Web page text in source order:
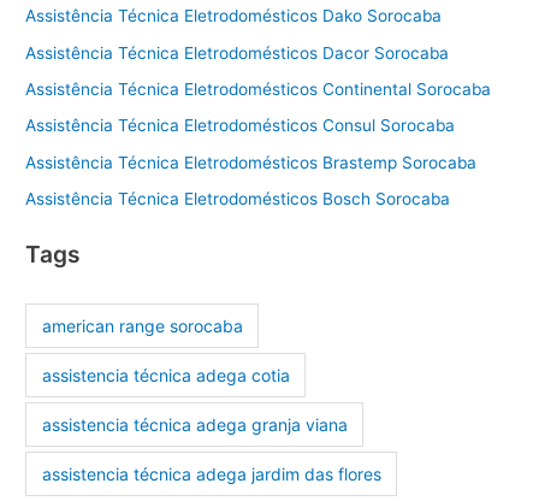
Assistência Técnica Eletrodomésticos Dako Sorocaba
Assistência Técnica Eletrodomésticos Dacor Sorocaba
Assistência Técnica Eletrodomésticos Continental Sorocaba
Assistência Técnica Eletrodomésticos Consul Sorocaba
Assistência Técnica Eletrodomésticos Brastemp Sorocaba
Assistência Técnica Eletrodomésticos Bosch Sorocaba
Tags
american range sorocaba
assistencia técnica adega cotia
assistencia técnica adega granja viana
assistencia técnica adega jardim das flores